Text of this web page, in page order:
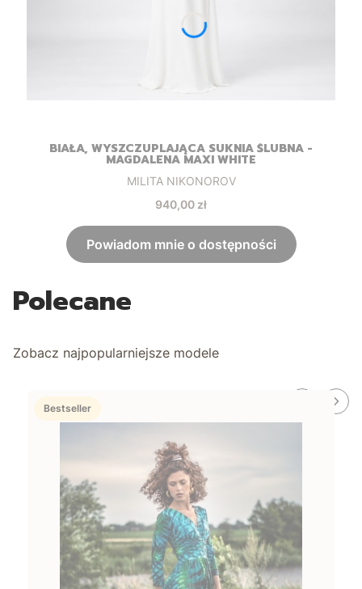
BIAŁA, WYSZCZUPLAJĄCA SUKNIA ŚLUBNA -
MAGDALENA MAXI WHITE
Producent
MILITA NIKONOROV
Cena
940,00 zł
Powiadom mnie o dostępności
Polecane
Zobacz najpopularniejsze modele
Bestseller